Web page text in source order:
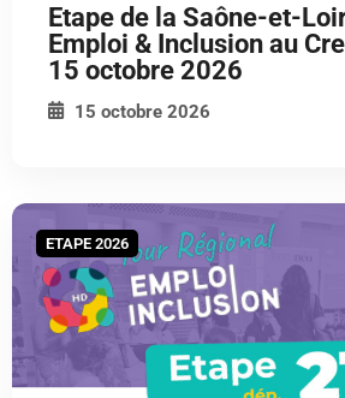
Etape de la Saône-et-
Emploi & Inclusion au
15 octobre 2026
15 octobre 2026
ETAPE 2026